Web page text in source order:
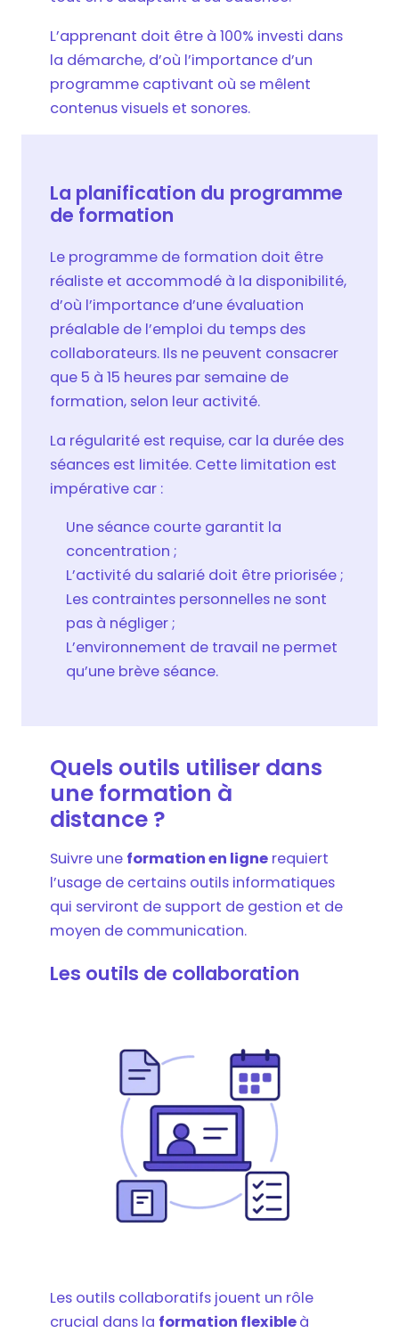
L’apprenant doit être à 100% investi dans
la démarche, d’où l’importance d’un
programme captivant où se mêlent
contenus visuels et sonores.
La planification du programme
de formation
Le programme de formation doit être
réaliste et accommodé à la disponibilité,
d’où l’importance d’une évaluation
préalable de l’emploi du temps des
collaborateurs. Ils ne peuvent consacrer
que 5 à 15 heures par semaine de
formation, selon leur activité.
La régularité est requise, car la durée des
séances est limitée. Cette limitation est
impérative car :
Une séance courte garantit la
concentration ;
L’activité du salarié doit être priorisée ;
Les contraintes personnelles ne sont
pas à négliger ;
L’environnement de travail ne permet
qu’une brève séance.
Quels outils utiliser dans
une formation à
distance ?
Suivre une formation en ligne requiert
l’usage de certains outils informatiques
qui serviront de support de gestion et de
moyen de communication.
Les outils de collaboration
Les outils collaboratifs jouent un rôle
crucial dans la formation flexibleà